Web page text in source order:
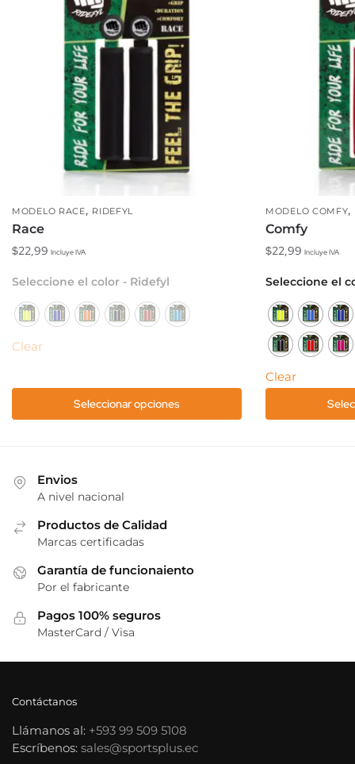
MODELO RACE, RIDEFYL
Race
$22,99 Incluye IVA
Seleccionar opciones
Este
tiene
variantes.
opciones
la
de
producto
Seleccione el color - Ridefyl
Clear
MODELO COMFY,
Comfy
$22,99 Incluye IVA
Este
tiene
múltiples
variantes.
Las
opciones
Seleccione el
Clear
Envios
A nivel nacional
Productos de Calidad
Marcas certificadas
Garantía de funcionaiento
Por el fabricante
Pagos 100% seguros
MasterCard / Visa
Contáctanos
Llámanos al: +593 99 509 5108
Escríbenos: sales@sportsplus.ec